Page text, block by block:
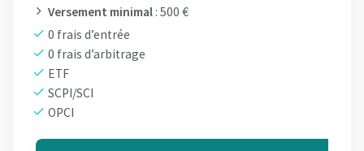
Versement minimal : 500 €
0 frais d’entrée
0 frais d’arbitrage
ETF
SCPI/SCI
OPCI